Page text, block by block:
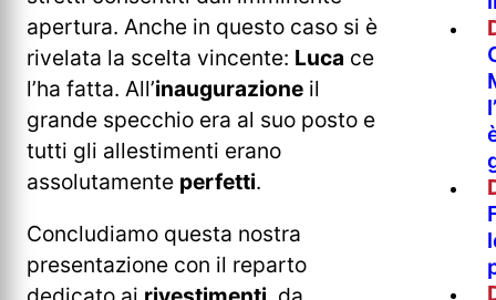
apertura. Anche in questo caso si è
rivelata la scelta vincente: Luca ce
l’ha fatta. All’inaugurazione il
grande specchio era al suo posto e
tutti gli allestimenti erano
assolutamente perfetti.
Concludiamo questa nostra
presentazione con il reparto